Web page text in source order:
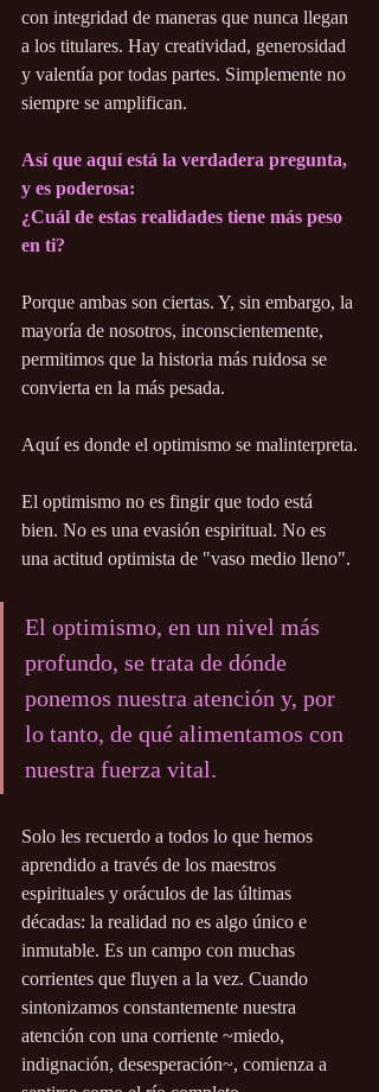
con integridad de maneras que nunca llegan
a los titulares. Hay creatividad, generosidad
y valentía por todas partes. Simplemente no
siempre se amplifican.
Así que aquí está la verdadera pregunta,
y es poderosa:
¿Cuál de estas realidades tiene más peso
en ti?
Porque ambas son ciertas. Y, sin embargo, la
mayoría de nosotros, inconscientemente,
permitimos que la historia más ruidosa se
convierta en la más pesada.
Aquí es donde el optimismo se malinterpreta.
El optimismo no es fingir que todo está
bien. No es una evasión espiritual. No es
una actitud optimista de "vaso medio lleno".
El optimismo, en un nivel más
profundo, se trata de dónde
ponemos nuestra atención y, por
lo tanto, de qué alimentamos con
nuestra fuerza vital.
Solo les recuerdo a todos lo que hemos
aprendido a través de los maestros
espirituales y oráculos de las últimas
décadas: la realidad no es algo único e
inmutable. Es un campo con muchas
corrientes que fluyen a la vez. Cuando
sintonizamos constantemente nuestra
atención con una corriente ~miedo,
indignación, desesperación~, comienza a